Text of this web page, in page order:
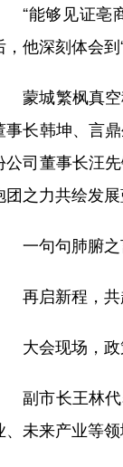
“能够见证亳商
，他深刻体会
蒙城繁枫真空
事长韩坤、言
公司董事长汪
团之力共绘发展
一句句肺腑之
再启新程，共
大会现场，政
副市长王林代
、未来产业等